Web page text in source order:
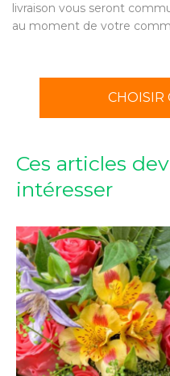
livraison vous seront
au moment de votre
CHOISIR
Ces articles
intéresser